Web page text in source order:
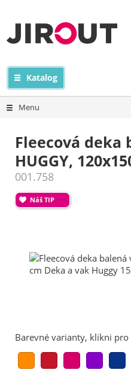
Katalog
Menu
Fleecová deka
HUGGY,
001.758
Náš TIP
Barevné varianty, klikni pro